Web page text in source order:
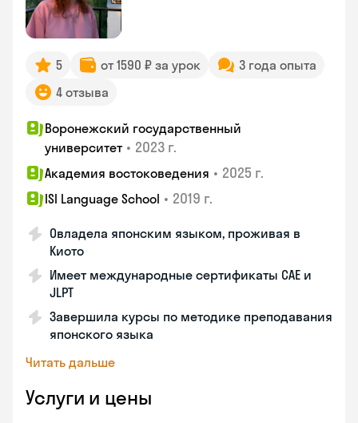
5 от 1590 ₽ за урок
3 года опыта
4 отзыва
Воронежский государственный
университет • 2023 г.
Академия востоковедения • 2025 г.
ISI Language School • 2019 г.
Овладела японским языком, проживая в
Киото
Имеет международные сертификаты CAE и
JLPT
Завершила курсы по методике преподавания
японского языка
Читать дальше
Услуги и цены